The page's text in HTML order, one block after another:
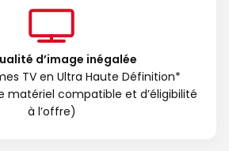
d’image inégalée
TV en Ultra Haute Définition*
matériel compatible et d’éligibilité
à l’offre)